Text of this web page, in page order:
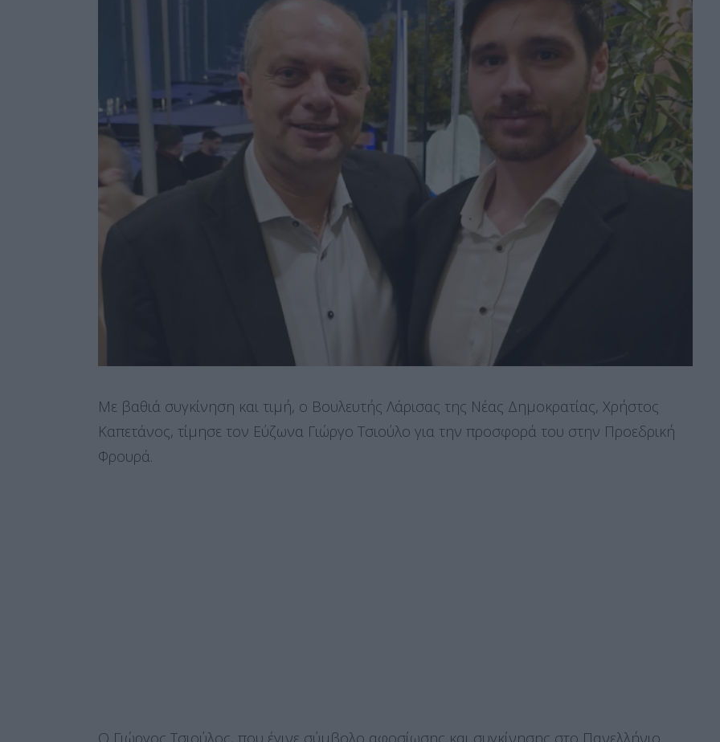
Με βαθιά συγκίνηση και τιμή, ο Βουλευτής Λάρισας της Νέας Δημοκρατίας, Χρήστος
Καπετάνος, τίμησε τον Εύζωνα Γιώργο Τσιούλο για την προσφορά του στην Προεδρική
Φρουρά.
Ο Γιώργος Τσιούλος, που έγινε σύμβολο αφοσίωσης και συγκίνησης στο Πανελλήνιο